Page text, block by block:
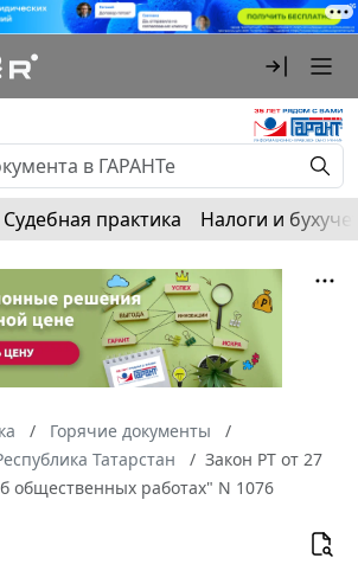
Судебная практика Налоги и
Горячие документы
Татарстан
Закон РТ от 27
общественных работах" N 1076